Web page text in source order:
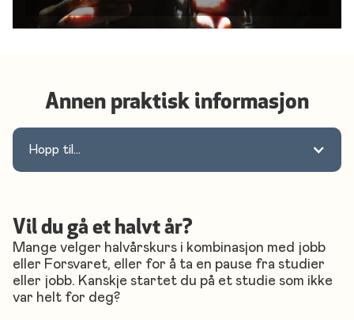
Annen praktisk informasjon
Hopp til...
Vil du gå et halvt år?
Mange velger halvårskurs i kombinasjon med jobb
eller Forsvaret, eller for å ta en pause fra studier
eller jobb. Kanskje startet du på et studie som ikke
var helt for deg?